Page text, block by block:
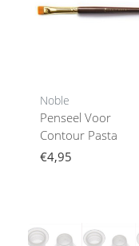
Noble
Penseel Voor
Contour Pasta
€4,95